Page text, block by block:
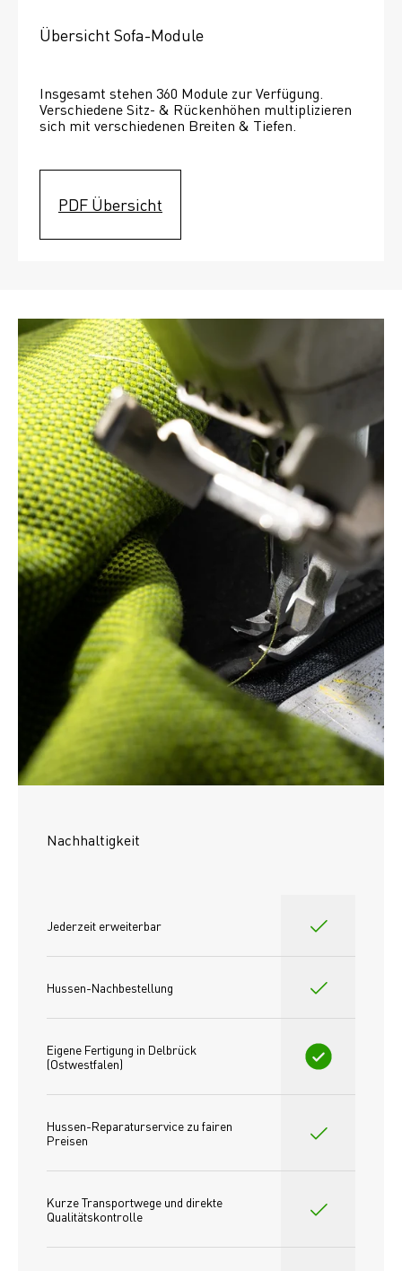
Übersicht Sofa-Module
Insgesamt stehen 360 Module zur Verfügung.
Verschiedene Sitz- & Rückenhöhen multiplizieren
sich mit verschiedenen Breiten & Tiefen.
PDF Übersicht
Nachhaltigkeit
Jederzeit erweiterbar
Hussen-Nachbestellung
Eigene Fertigung in Delbrück
(Ostwestfalen)
Hussen-Reparaturservice zu fairen
Preisen​
Kurze Transportwege und direkte
Qualitätskontrolle